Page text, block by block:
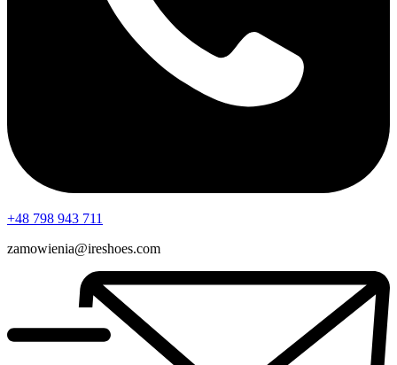
+48 798 943 711
zamowienia@ireshoes.com